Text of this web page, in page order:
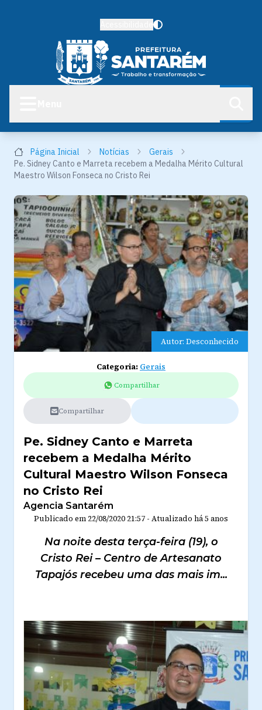
Página Inicial Notícias
Gerais
Pe. Sidney Canto e Marreta recebem a Medalha Mérito Cultural
Maestro Wilson Fonseca no Cristo Rei
Autor: Desconhecido
Categoria: Gerais
Compartilhar
Compartilhar
Pe. Sidney Canto e Marreta
recebem a Medalha Mérito
Cultural Maestro Wilson Fonseca
no Cristo Rei
Agencia Santarém
Publicado em 22/08/2020 21:57 - Atualizado há 5 anos
Na noite desta terça-feira (19), o
Cristo Rei – Centro de Artesanato
Tapajós recebeu uma das mais im...